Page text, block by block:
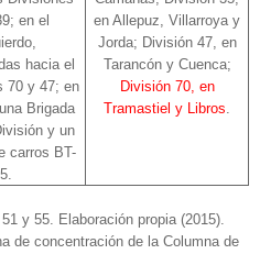
en el
hacia el
70 y 47; en
Brigada
y un
carros BT-
5.
en Allepuz, Villarroya y
Jorda; División 47, en
Tarancón y Cuenca;
División 70, en
Tramastiel y Libros.
y 55. Elaboración propia (2015).
de concentración de la Columna de